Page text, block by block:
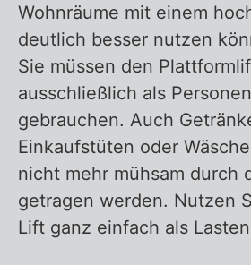
Wohnräume mit einem
deutlich besser nutzen
Sie müssen den
ausschließlich als
gebrauchen. Auch
Einkaufstüten oder
nicht mehr mühsam durch
getragen werden. Nutzen
Lift ganz einfach als